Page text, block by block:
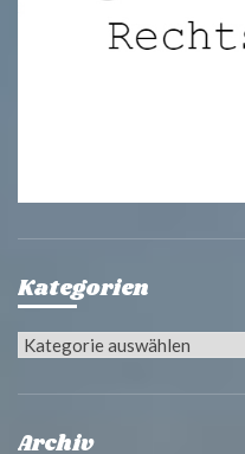
Kategorien
Kategorien
Archiv